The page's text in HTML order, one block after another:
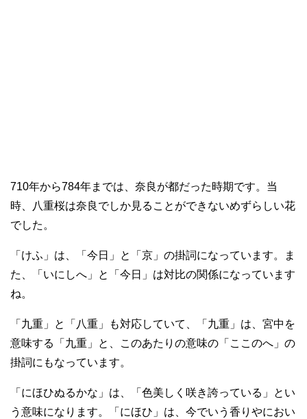
710年から784年までは、奈良が都だった時期です。当
時、八重桜は奈良でしか見ることができないめずらしい花
でした。
「けふ」は、「今日」と「京」の掛詞になっています。ま
た、「いにしへ」と「今日」は対比の関係になっています
ね。
「九重」と「八重」も対応していて、「九重」は、宮中を
意味する「九重」と、このあたりの意味の「ここのへ」の
掛詞にもなっています。
「にほひぬるかな」は、「色美しく咲き誇っている」とい
う意味になります。「にほひ」は、今でいう香りやにおい